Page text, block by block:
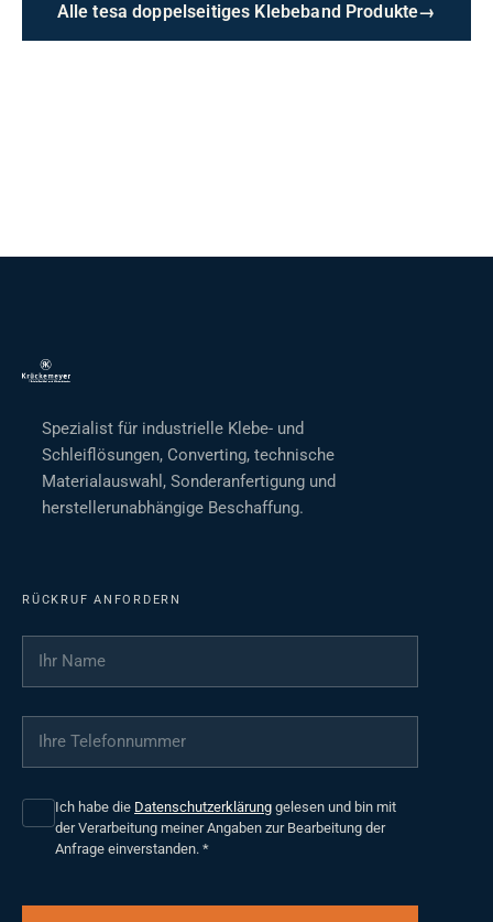
Alle tesa doppelseitiges Klebeband Produkte→
Spezialist für industrielle Klebe- und
Schleiflösungen, Converting, technische
Materialauswahl, Sonderanfertigung und
herstellerunabhängige Beschaffung.
RÜCKRUF ANFORDERN
Ihr Name
Ihre Telefonnummer
Ich habe die Datenschutzerklärung gelesen und bin mit
der Verarbeitung meiner Angaben zur Bearbeitung der
Anfrage einverstanden. *